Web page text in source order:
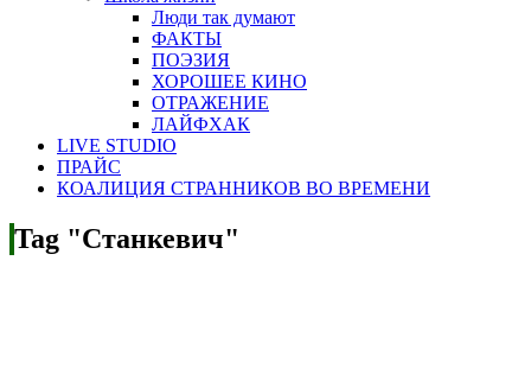
Люди так думают
ФАКТЫ
ПОЭЗИЯ
ХОРОШЕЕ КИНО
ОТРАЖЕНИЕ
ЛАЙФХАК
LIVE STUDIO
ПРАЙС
КОАЛИЦИЯ СТРАННИКОВ ВО ВРЕМЕНИ
Tag "Станкевич"